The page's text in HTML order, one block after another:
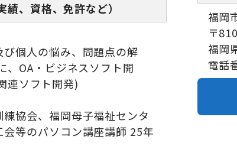
、資格、免許など）
個人の悩み、問題点の解
、OA・ビジネスソフト開
連ソフト開発)
協会、福岡母子福祉センタ
等のパソコン講座講師 25年
福岡
〒
福岡
電話